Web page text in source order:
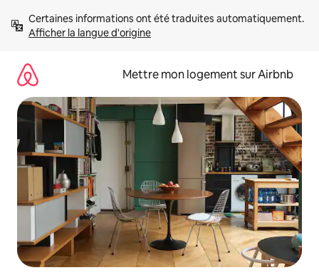
directement
Afficher la langue d'origine
Mettre mon logement sur Airbnb